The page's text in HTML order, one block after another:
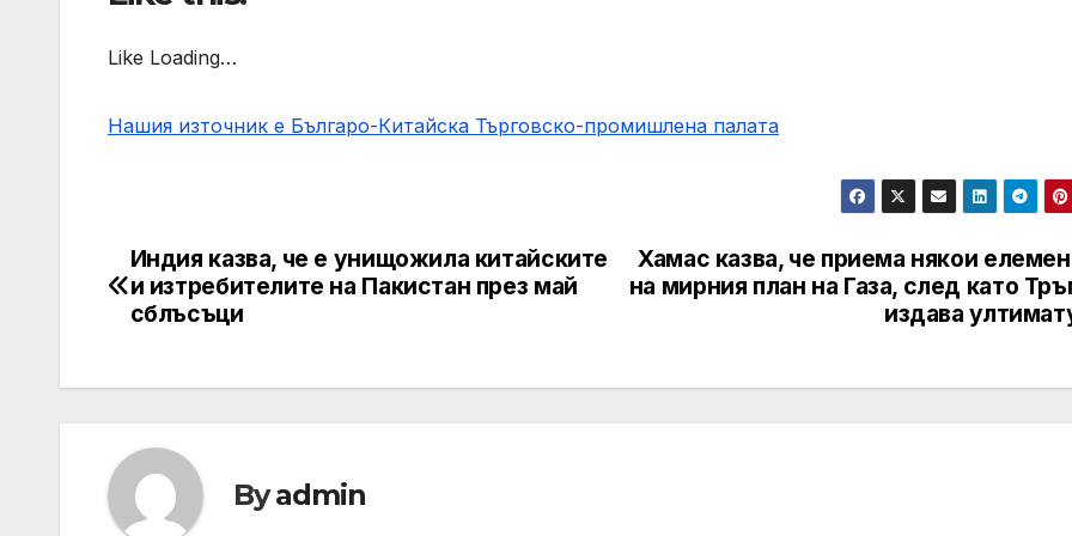
Like Loading…
Нашия източник е Българо-Китайска Търговско-промишлена палaта
Post
navigation
Хамас казва, че приема някои
на мирния план на Газа, след като
издава
Индия казва, че е унищожила китайските
и изтребителите на Пакистан през май
сблъсъци
Byadmin